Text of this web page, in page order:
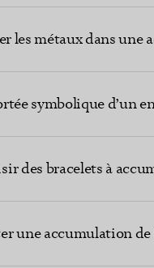
les métaux dans une
symbolique d’un
des bracelets à
une accumulation de